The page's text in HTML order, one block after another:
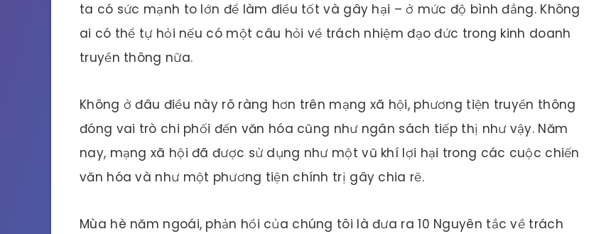
ta có sức mạnh to lớn để làm điều tốt và gây hại – ở mức độ bình đẳng. Không
ai có thể tự hỏi nếu có một câu hỏi về trách nhiệm đạo đức trong kinh doanh
truyền thông nữa.
Không ở đâu điều này rõ ràng hơn trên mạng xã hội, phương tiện truyền thông
đóng vai trò chi phối đến văn hóa cũng như ngân sách tiếp thị như vậy. Năm
nay, mạng xã hội đã được sử dụng như một vũ khí lợi hại trong các cuộc chiến
văn hóa và như một phương tiện chính trị gây chia rẽ.
Mùa hè năm ngoái, phản hồi của chúng tôi là đưa ra 10 Nguyên tắc về trách